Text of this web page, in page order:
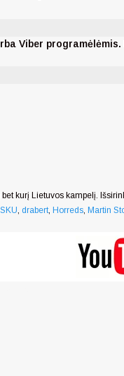
Viber
kurį Lietuvos kampelį.
ISKU, drabert, Horreds, Martin